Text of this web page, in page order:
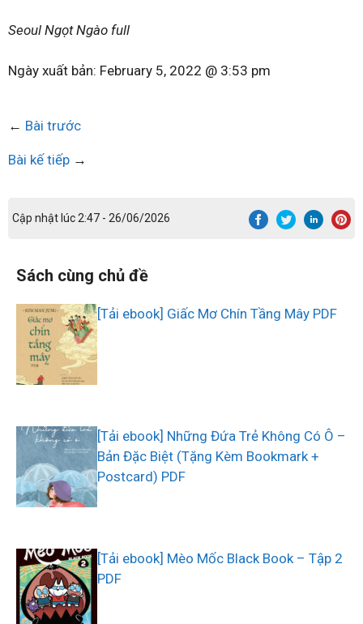
Seoul Ngọt Ngào full
Ngày xuất bản: February 5, 2022 @ 3:53 pm
← Bài trước
Bài kế tiếp →
Cập nhật lúc 2:47 - 26/06/2026
Sách cùng chủ đề
[Tải ebook] Giấc Mơ Chín Tầng Mây PDF
[Tải ebook] Những Đứa Trẻ Không Có Ô –
Bản Đặc Biệt (Tặng Kèm Bookmark +
Postcard) PDF
[Tải ebook] Mèo Mốc Black Book – Tập 2
PDF